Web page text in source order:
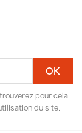
pour cela
du site.